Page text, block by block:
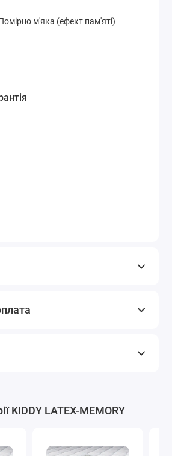
сертифіковані та мають офіційну
м'яка (ефект пам'яті)
KIDDY LATEX-MEMORY